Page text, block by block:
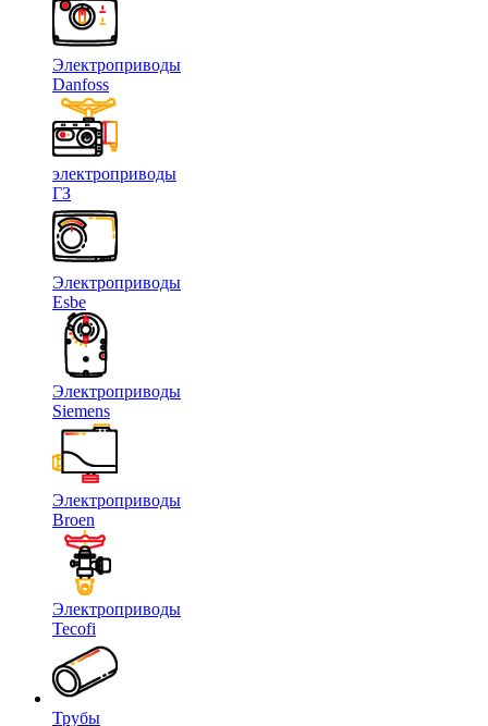
Электроприводы
Danfoss
электроприводы
ГЗ
Электроприводы
Esbe
Электроприводы
Siemens
Электроприводы
Broen
Электроприводы
Tecofi
Трубы